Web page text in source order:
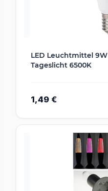
LED Leuchtmittel
Tageslicht 6500K
1,49 €